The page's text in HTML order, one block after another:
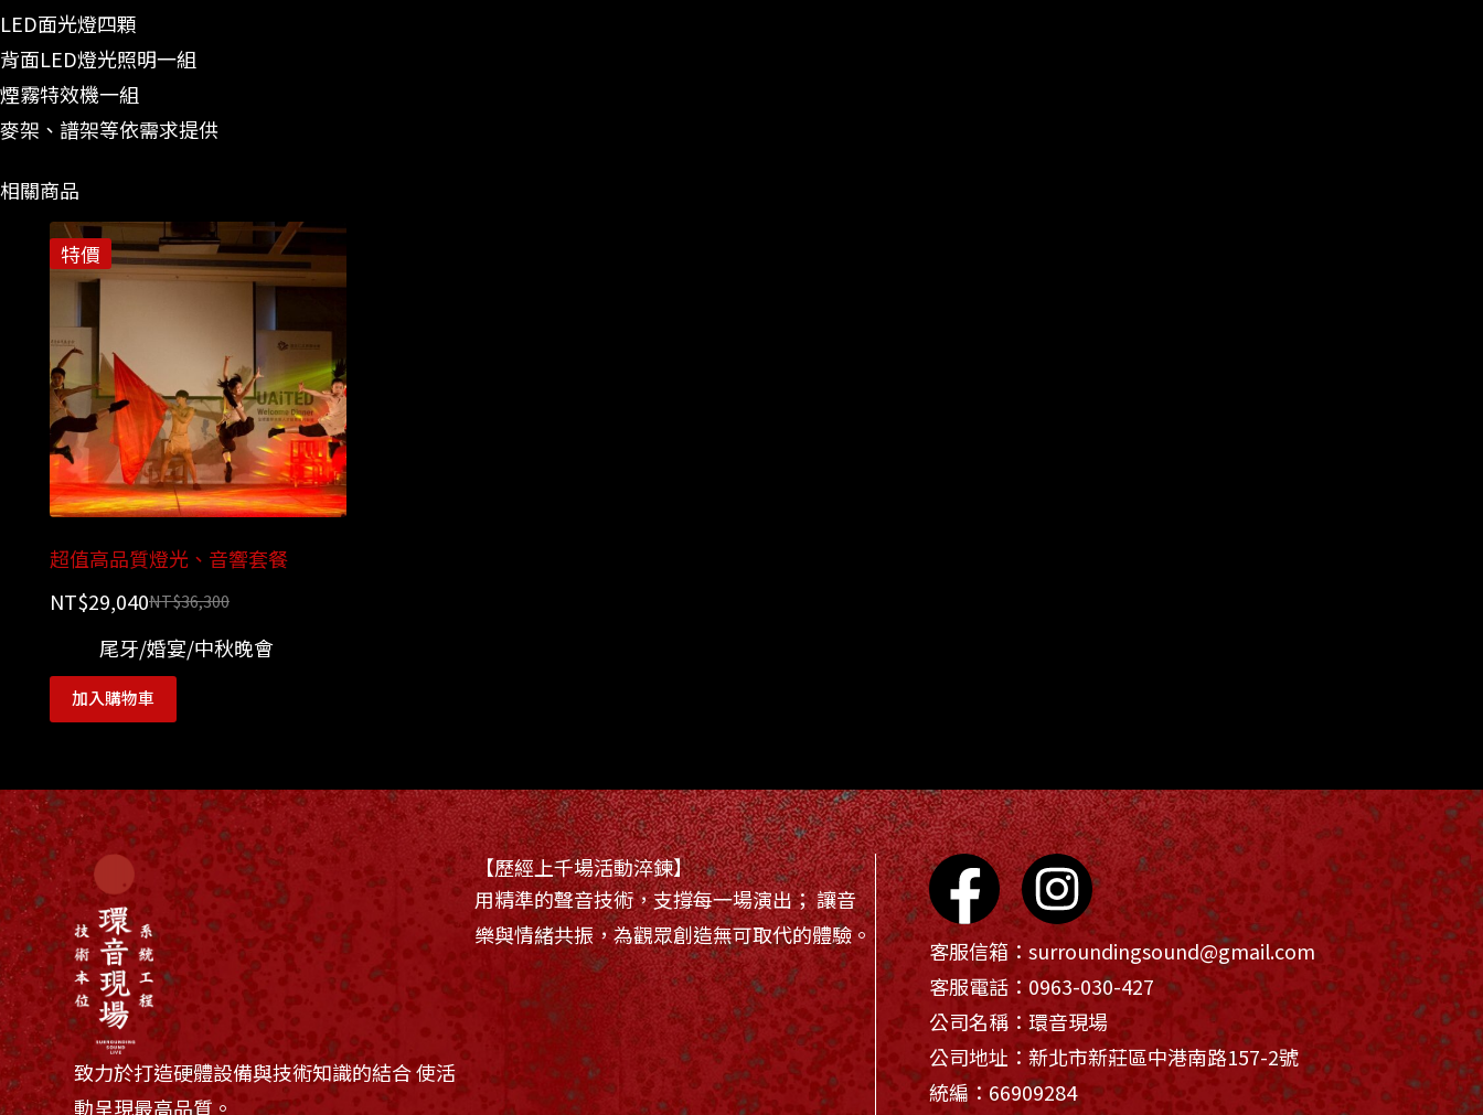
LED面光燈四顆
背面LED燈光照明一組
煙霧特效機一組
麥架、譜架等依需求提供
相關商品
特價
超值高品質燈光、音響套餐
NT$36,300
NT$29,040
尾牙/婚宴/中秋晚會
加入購物車
致力於打造硬體設備與技術知識的結合 使活
動呈現最高品質。
【歷經上千場活動淬鍊】
用精準的聲音技術，支撐每一場演出； 讓音
樂與情緒共振，為觀眾創造無可取代的體驗。
客服信箱： surroundingsound@gmail.com
客服電話：0963-030-427
公司名稱：環音現場
公司地址：新北市新莊區中港南路157-2號
統編：66909284